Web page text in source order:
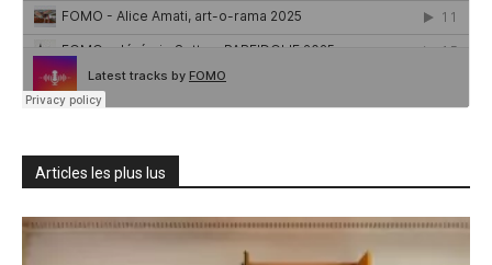
Articles les plus lus